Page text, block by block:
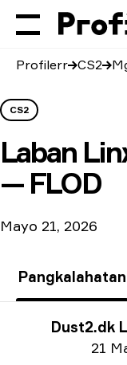
Profilerr CS2
CS2
Laban
— FLOD
Mayo 21, 2026
Pangkalahatan
Impormasyon
Dust2.dk
Impormasyon sa
21